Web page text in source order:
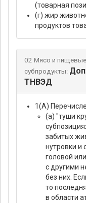
(товарная
(г) жир
продуктов
02 Мясо и
субпродукты:
ТНВЭД
1(А)
(а) "туши
забитых
нутровки и
головой
с другими
без них.
то
в области